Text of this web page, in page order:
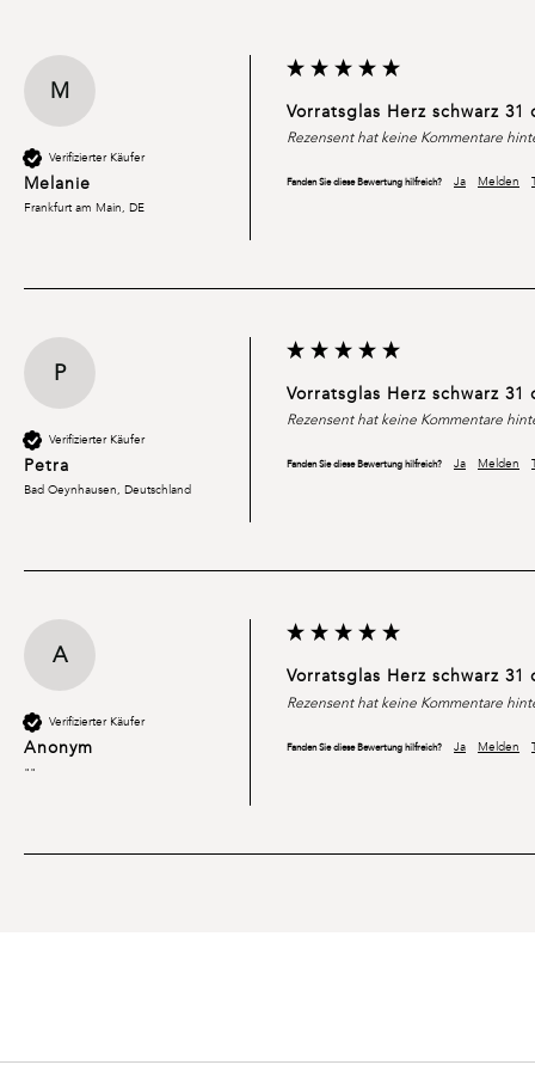
M
Verifizierter Käufer
Melanie
Frankfurt am Main, DE
Vorratsglas Herz schwarz 31
Rezensent hat keine Kommentare
Fanden Sie diese Bewertung hilfreich? Ja Melden
P
Verifizierter Käufer
Petra
Bad Oeynhausen, Deutschland
Vorratsglas Herz schwarz 31
Rezensent hat keine Kommentare
Fanden Sie diese Bewertung hilfreich? Ja Melden
A
Verifizierter Käufer
Anonym
""
Vorratsglas Herz schwarz 31
Rezensent hat keine Kommentare
Fanden Sie diese Bewertung hilfreich? Ja Melden